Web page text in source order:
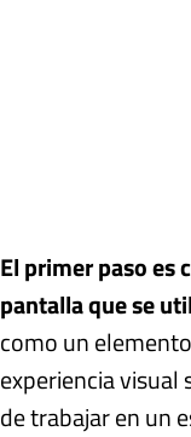
El primer paso es
pantalla que se
como un
experiencia
de trabajar en un